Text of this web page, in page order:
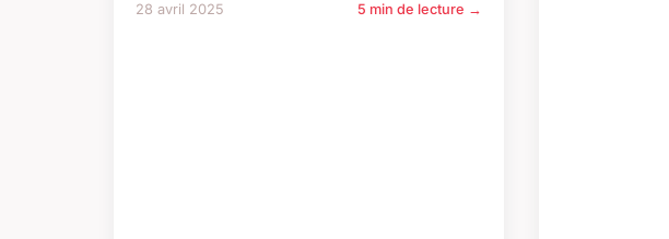
28 avril 2025 5 min de lecture →